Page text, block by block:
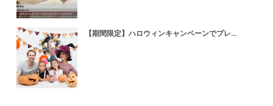
【期間限定】ハロウィンキャンペーンでプレ...